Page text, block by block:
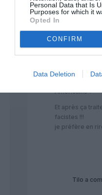
Personal Data that Is
Purposes for which it
Opted In
CONFIRM
Data Deletion
démocratie
m’a l’air d’être
disant que si
pas français et
longueur de
lorsque je lis
Américains ?
Et après ça
facistes !!!
je préfère en
Tilo a